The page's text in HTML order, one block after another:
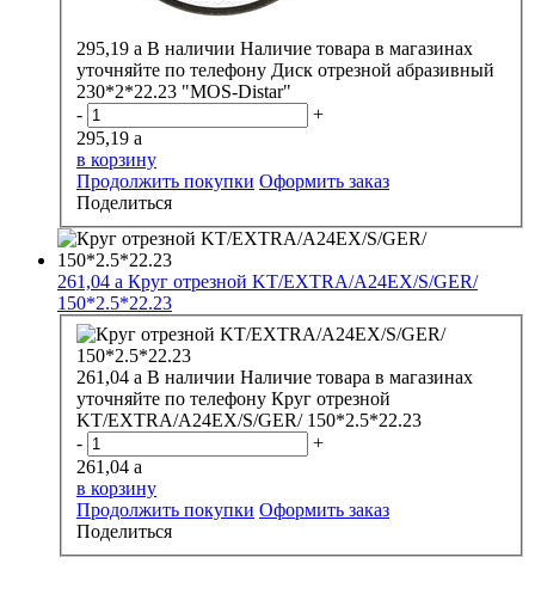
295,19 a В наличии Наличие товара в магазинах
уточняйте по телефону Диск отрезной абразивный
230*2*22.23 "MOS-Distar"
-
+
295,19 a
в корзину
Продолжить покупки Оформить заказ
Поделиться
261,04 a Круг отрезной KT/EXTRA/A24EX/S/GER/
150*2.5*22.23
261,04 a В наличии Наличие товара в магазинах
уточняйте по телефону Круг отрезной
KT/EXTRA/A24EX/S/GER/ 150*2.5*22.23
-
+
261,04 a
в корзину
Продолжить покупки Оформить заказ
Поделиться